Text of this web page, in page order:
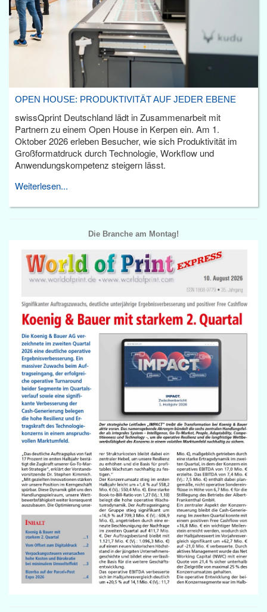
OPEN HOUSE: PRODUKTIVITÄT AUF JEDER EBENE
swissQprint Deutschland lädt in Zusammenarbeit mit
Partnern zu einem Open House in Kerpen ein. Am 1.
Oktober 2026 erleben Besucher, wie sich Produktivität im
Großformatdruck durch Technologie, Workflow und
Anwendungskompetenz steigern lässt.
Weiterlesen...
Die Branche am Montag!